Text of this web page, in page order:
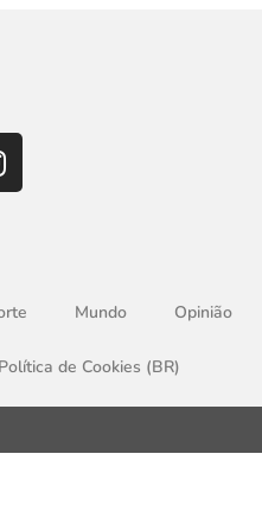
Mundo Opinião
Política de Cookies (BR)